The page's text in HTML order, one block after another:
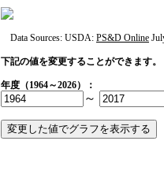
Data Sources: USDA: PS&D Online
下記の値を変更することができます。
年度（1964～2026）：
～